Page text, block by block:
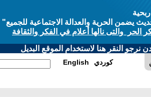
الحرية والعدالة الاجتماعية للجميع"
والتى نالها أعلام في الفكر والثقافة
نرجو النقر هنا لاستخدام الموقع البديل
English كوردي